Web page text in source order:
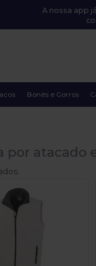
A nossa app
Bonés e Gorros
por atacado